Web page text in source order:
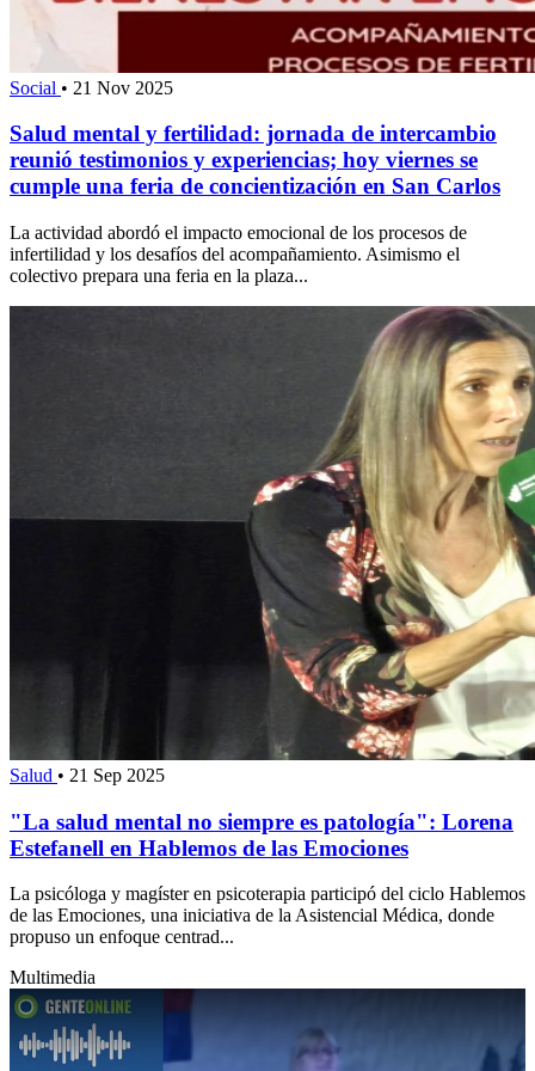
Social • 21 Nov 2025
Salud mental y fertilidad: jornada de intercambio
reunió testimonios y experiencias; hoy viernes se
cumple una feria de concientización en San Carlos
La actividad abordó el impacto emocional de los procesos de
infertilidad y los desafíos del acompañamiento. Asimismo el
colectivo prepara una feria en la plaza...
Salud • 21 Sep 2025
"La salud mental no siempre es patología": Lorena
Estefanell en Hablemos de las Emociones
La psicóloga y magíster en psicoterapia participó del ciclo Hablemos
de las Emociones, una iniciativa de la Asistencial Médica, donde
propuso un enfoque centrad...
Multimedia